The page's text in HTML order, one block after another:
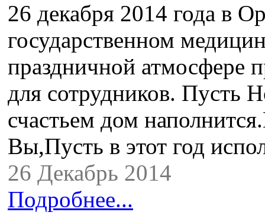
26 декабря 2014 года в
государственном
праздничной атмосфере
для сотрудников. Пусть
счастьем дом
Вы,Пусть в этот год
26 Декабрь 2014
Подробнее...